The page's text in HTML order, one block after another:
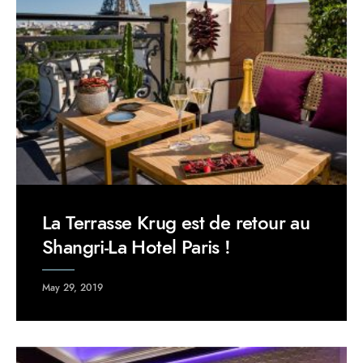
La Terrasse Krug est de retour au
Shangri-La Hotel Paris !
May 29, 2019